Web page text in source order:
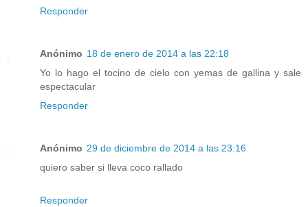
Responder
Anónimo 18 de enero de 2014 a las 22:18
Yo lo hago el tocino de cielo con yemas de gallina y sale
espectacular
Responder
Anónimo 29 de diciembre de 2014 a las 23:16
quiero saber si lleva coco rallado
Responder